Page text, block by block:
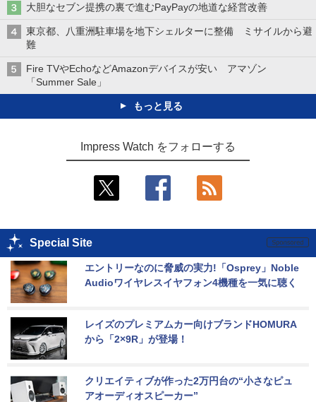
大胆なセブン提携の裏で進むPayPayの地道な経営改善
東京都、八重洲駐車場を地下シェルターに整備 ミサイルから避
難
Fire TVやEchoなどAmazonデバイスが安い アマゾン
「Summer Sale」
もっと見る
Impress Watch をフォローする
Special Site
エントリーなのに脅威の実力!「Osprey」Noble
Audioワイヤレスイヤフォン4機種を一気に聴く
レイズのプレミアムカー向けブランドHOMURA
から「2×9R」が登場！
クリエイティブが作った2万円台の“小さなピュ
アオーディオスピーカー”